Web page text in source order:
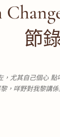
節
，尤其自己個心 點
，咩野對我黎講